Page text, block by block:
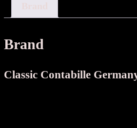
Brand
Classic Contabille